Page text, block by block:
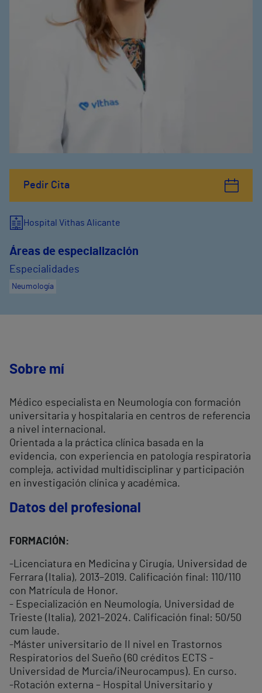
Pedir Cita
Hospital Vithas Alicante
Áreas de especialización
Especialidades
Neumología
Sobre mí
Médico especialista en Neumología con formación
universitaria y hospitalaria en centros de referencia
a nivel internacional.
Orientada a la práctica clínica basada en la
evidencia, con experiencia en patología respiratoria
compleja, actividad multidisciplinar y participación
en investigación clínica y académica.
Datos del profesional
FORMACIÓN:
-Licenciatura en Medicina y Cirugía, Universidad de
Ferrara (Italia), 2013–2019. Calificación final: 110/110
con Matrícula de Honor.
- Especialización en Neumología, Universidad de
Trieste (Italia), 2021–2024. Calificación final: 50/50
cum laude.
-Máster universitario de II nivel en Trastornos
Respiratorios del Sueño (60 créditos ECTS -
Universidad de Murcia/iNeurocampus). En curso.
-Rotación externa – Hospital Universitario y